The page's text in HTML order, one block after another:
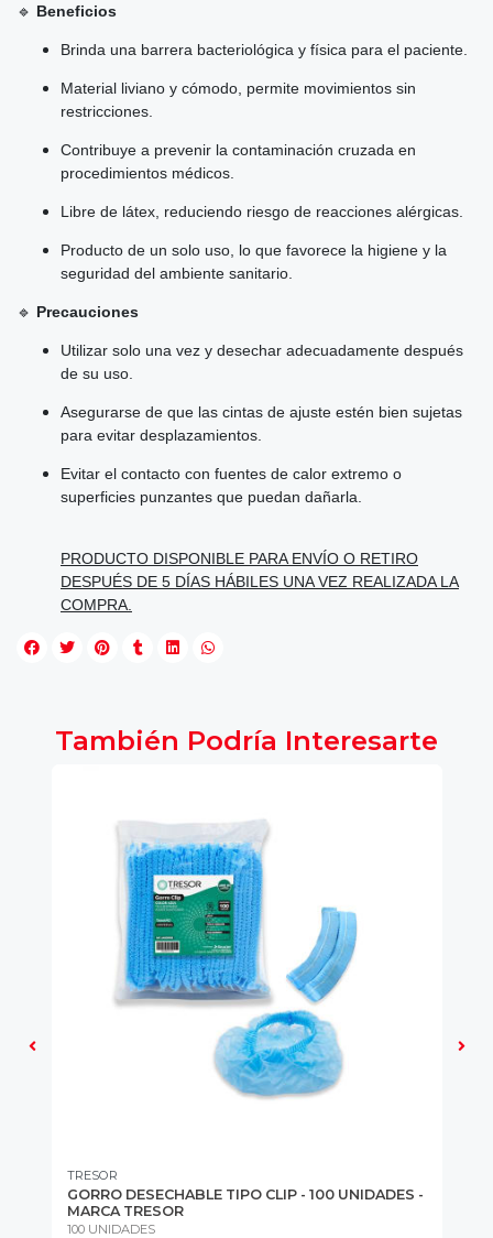
🔹 Beneficios
Brinda una barrera bacteriológica y física para el paciente.
Material liviano y cómodo, permite movimientos sin
restricciones.
Contribuye a prevenir la contaminación cruzada en
procedimientos médicos.
Libre de látex, reduciendo riesgo de reacciones alérgicas.
Producto de un solo uso, lo que favorece la higiene y la
seguridad del ambiente sanitario.
🔹 Precauciones
Utilizar solo una vez y desechar adecuadamente después
de su uso.
Asegurarse de que las cintas de ajuste estén bien sujetas
para evitar desplazamientos.
Evitar el contacto con fuentes de calor extremo o
superficies punzantes que puedan dañarla.
PRODUCTO DISPONIBLE PARA ENVÍO O RETIRO
DESPUÉS DE 5 DÍAS HÁBILES UNA VEZ REALIZADA LA
COMPRA.
También Podría Interesarte
TRESOR
GORRO DESECHABLE TIPO CLIP - 100 UNIDADES -
MARCA TRESOR
100 UNIDADES